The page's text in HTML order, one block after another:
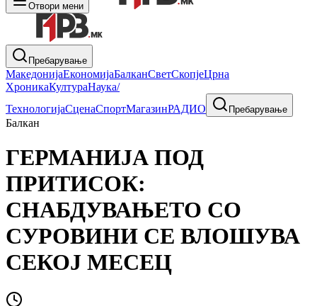
Отвори мени
Пребарување
МакедонијаЕкономијаБалканСветСкопјеЦрна
ХроникаКултураНаука/
ТехнологијаСценаСпортМагазинРАДИО Пребарување
Балкан
ГЕРМАНИЈА ПОД
ПРИТИСОК:
СНАБДУВАЊЕТО СО
СУРОВИНИ СЕ ВЛОШУВА
СЕКОЈ МЕСЕЦ